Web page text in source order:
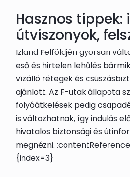
Hasznos tippek:
útviszonyok,
Izland Felföldjén gyorsan
eső és hirtelen lehűlés
vízálló rétegek és
ajánlott. Az F-utak állapota
folyóátkelések pedig
is változhatnak, így indulás
hivatalos biztonsági és
megnézni.
{index=3}